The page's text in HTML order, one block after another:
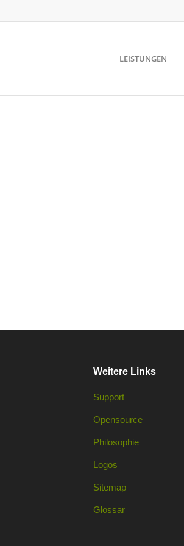
LEISTUNGEN
Weitere Links
Support
Opensource
Philosophie
Logos
Sitemap
Glossar